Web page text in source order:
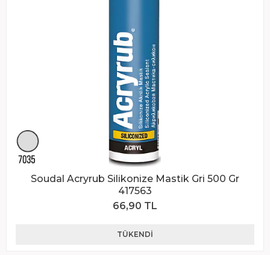
Soudal Acryrub Silikonize Mastik Gri 500 Gr
417563
66,90 TL
TÜKENDI